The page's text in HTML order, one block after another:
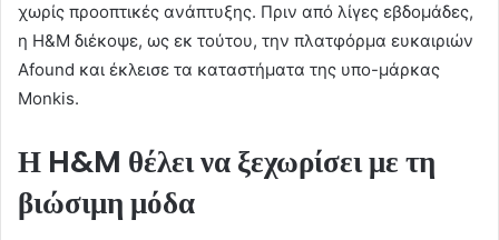
χωρίς προοπτικές ανάπτυξης. Πριν από λίγες εβδομάδες,
η H&M διέκοψε, ως εκ τούτου, την πλατφόρμα ευκαιριών
Afound και έκλεισε τα καταστήματα της υπο-μάρκας
Monkis.
Η H&M θέλει να ξεχωρίσει με τη
βιώσιμη μόδα